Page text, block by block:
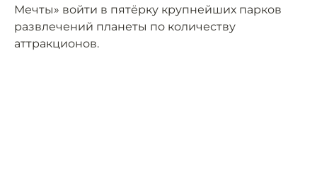
Мечты» войти в пятёрку крупнейших парков
развлечений планеты по количеству
аттракционов.